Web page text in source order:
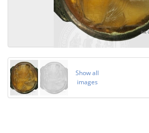
Show all
images